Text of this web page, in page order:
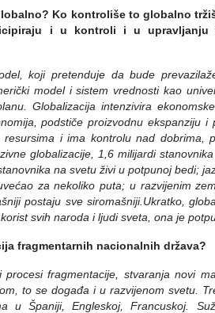
Ko kontroliše to globalno
i u kontroli i u upravljanju
koji pretenduje da bude
model i sistem vrednosti kao
Globalizacija intenzivira
podstiče proizvodnu ekspanziju i
i ima kontrolu nad dobrima,
globalizacije, 1,6 milijardi
na svetu živi u potpunoj bedi;
za nekoliko puta; u razvijenim
postaju sve siromašniji.Ukratko,
svih naroda i ljudi sveta, ona je
fragmentarnih nacionalnih država?
fragmentacije, stvaranja novi
to se događa i u razvijenom svetu.
u Španiji, Engleskoj, Francuskoj.